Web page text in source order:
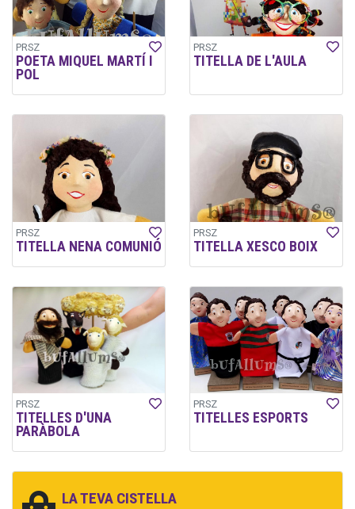
LA TEVA CISTELLA
PRSZ
POETA MIQUEL MARTÍ I
POL
PRSZ
TITELLA DE L'AULA
PRSZ
TITELLA NENA COMUNIÓ
PRSZ
TITELLA XESCO BOIX
PRSZ
TITELLES D'UNA
PARÀBOLA
PRSZ
TITELLES ESPORTS